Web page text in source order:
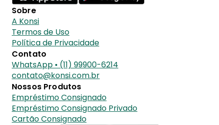
Sobre
A Konsi
Termos de Uso
Política de Privacidade
Contato
WhatsApp • (11) 99900-6214
contato@konsi.com.br
Nossos Produtos
Empréstimo Consignado
Empréstimo Consignado Privado
Cartão Consignado